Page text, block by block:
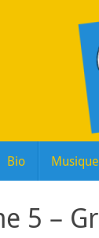
Bio Musique
5 –